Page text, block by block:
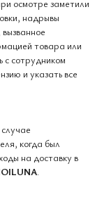
осмотре заметили
надрывы
товара или
с сотрудником
и указать все
когда был
на доставку в